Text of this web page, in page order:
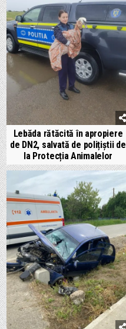
Lebăda rătăcită în apropiere
de DN2, salvată de polițiștii de
la Protecția Animalelor